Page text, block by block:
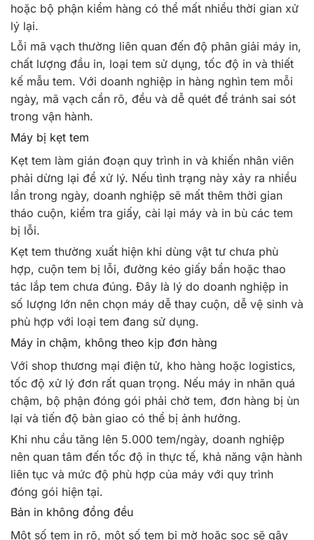
hoặc bộ phận kiểm hàng có thể mất nhiều thời gian xử
lý lại.
Lỗi mã vạch thường liên quan đến độ phân giải máy in,
chất lượng đầu in, loại tem sử dụng, tốc độ in và thiết
kế mẫu tem. Với doanh nghiệp in hàng nghìn tem mỗi
ngày, mã vạch cần rõ, đều và dễ quét để tránh sai sót
trong vận hành.
Máy bị kẹt tem
Kẹt tem làm gián đoạn quy trình in và khiến nhân viên
phải dừng lại để xử lý. Nếu tình trạng này xảy ra nhiều
lần trong ngày, doanh nghiệp sẽ mất thêm thời gian
tháo cuộn, kiểm tra giấy, cài lại máy và in bù các tem
bị lỗi.
Kẹt tem thường xuất hiện khi dùng vật tư chưa phù
hợp, cuộn tem bị lỗi, đường kéo giấy bẩn hoặc thao
tác lắp tem chưa đúng. Đây là lý do doanh nghiệp in
số lượng lớn nên chọn máy dễ thay cuộn, dễ vệ sinh và
phù hợp với loại tem đang sử dụng.
Máy in chậm, không theo kịp đơn hàng
Với shop thương mại điện tử, kho hàng hoặc logistics,
tốc độ xử lý đơn rất quan trọng. Nếu máy in nhãn quá
chậm, bộ phận đóng gói phải chờ tem, đơn hàng bị ùn
lại và tiến độ bàn giao có thể bị ảnh hưởng.
Khi nhu cầu tăng lên 5.000 tem/ngày, doanh nghiệp
nên quan tâm đến tốc độ in thực tế, khả năng vận hành
liên tục và mức độ phù hợp của máy với quy trình
đóng gói hiện tại.
Bản in không đồng đều
Một số tem in rõ, một số tem bị mờ hoặc sọc sẽ gây